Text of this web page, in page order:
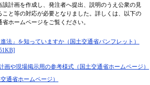
計画を作成し、発注者へ提出、説明のうえ公衆の見
こと等の対応が必要となりました。詳しくは、以下の
ホームページをご覧ください。
進法」を知っていますか（国土交通省パンフレット）
画や現場掲示用の参考様式（国土交通省ホームページ）
通省ホームページ）